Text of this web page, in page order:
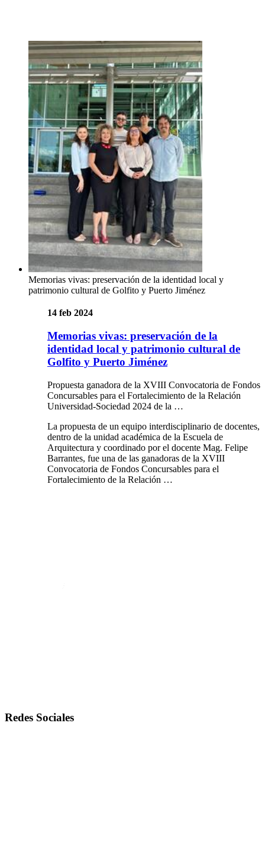
Memorias vivas: preservación de la identidad local y
patrimonio cultural de Golfito y Puerto Jiménez
14 feb 2024
Memorias vivas: preservación de la
identidad local y patrimonio cultural de
Golfito y Puerto Jiménez
Propuesta ganadora de la XVIII Convocatoria de Fondos
Concursables para el Fortalecimiento de la Relación
Universidad-Sociedad 2024 de la …
La propuesta de un equipo interdisciplinario de docentes,
dentro de la unidad académica de la Escuela de
Arquitectura y coordinado por el docente Mag. Felipe
Barrantes, fue una de las ganadoras de la XVIII
Convocatoria de Fondos Concursables para el
Fortalecimiento de la Relación …
Redes Sociales